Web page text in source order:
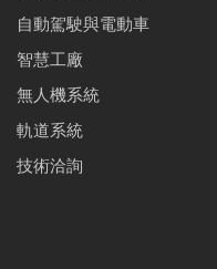
自動駕駛與電動車
智慧工廠
無人機系統
軌道系統
技術洽詢